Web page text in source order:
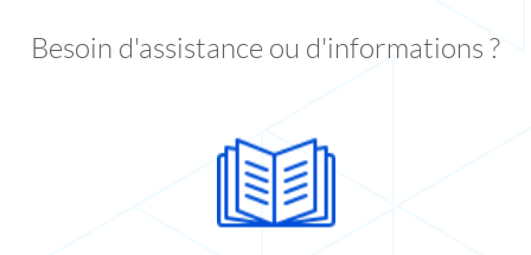
Besoin d'assistance ou d'informations ?